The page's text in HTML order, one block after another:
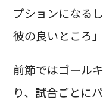
プションになる
彼の良いところ」
前節ではゴール
り、試合ごとに